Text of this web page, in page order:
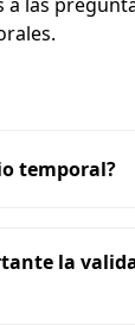
temporal?
la